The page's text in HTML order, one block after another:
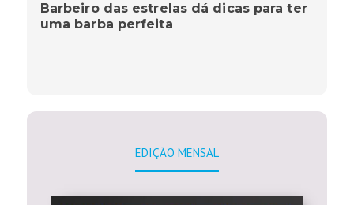
Barbeiro das estrelas dá dicas para ter
uma barba perfeita
EDIÇÃO MENSAL